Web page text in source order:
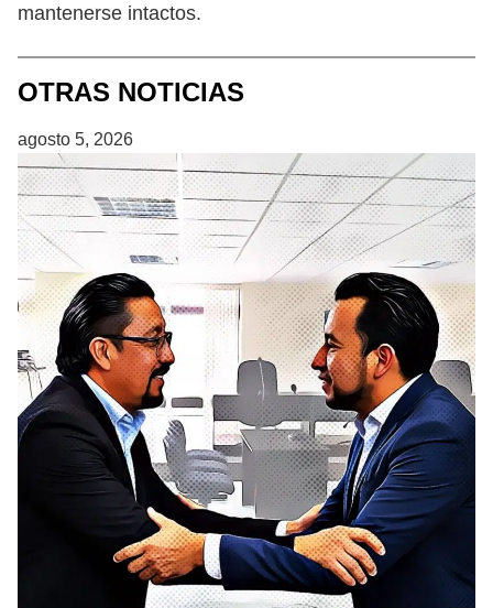
mantenerse intactos.
OTRAS NOTICIAS
agosto 5, 2026